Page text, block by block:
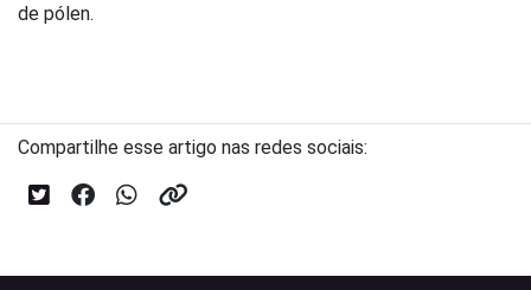
de pólen.
Compartilhe esse artigo nas redes sociais: